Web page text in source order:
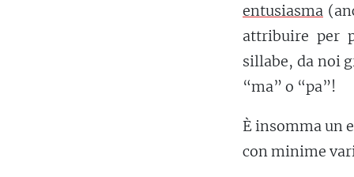
entusiasma
attribuire per
sillabe, da noi
“ma” o “pa”!
È insomma un
con minime